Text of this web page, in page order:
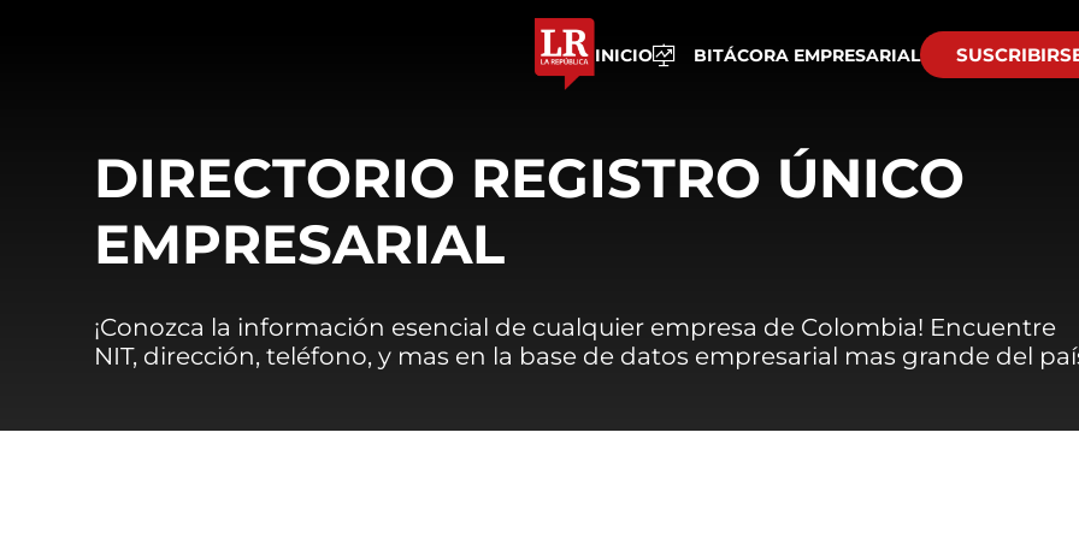
INICIO BITÁCORA EMPRESARIAL
DIRECTORIO REGISTRO ÚNICO
EMPRESARIAL
¡Conozca la información esencial de cualquier empresa de Colombia! Encuentre
NIT, dirección, teléfono, y mas en la base de datos empresarial mas grande del